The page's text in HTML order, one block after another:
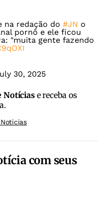
na redação do #JN o
pornô e ele ficou
"muita gente fazendo
30, 2025
Notíciase receba os
Noticias
com seus